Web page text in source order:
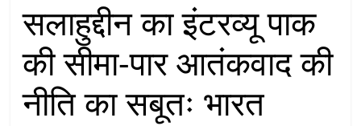
सलाहुद्दीन का इंटरव्यू पाक
की सीमा-पार आतंकवाद की
नीति का सबूतः भारत